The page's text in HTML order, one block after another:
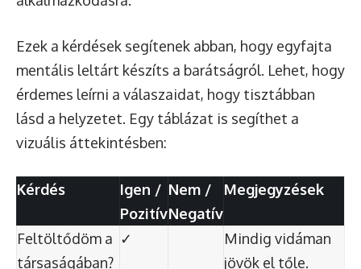
Ezek a kérdések segítenek abban, hogy egyfajta
mentális leltárt készíts a barátságról. Lehet, hogy
érdemes leírni a válaszaidat, hogy tisztábban
lásd a helyzetet. Egy táblázat is segíthet a
vizuális áttekintésben:
Kérdés
Igen /
Pozitív
Nem /
Negatív
Megjegyzések
Feltöltődöm a
társaságában?
✓
Mindig vidáman
jövök el tőle.